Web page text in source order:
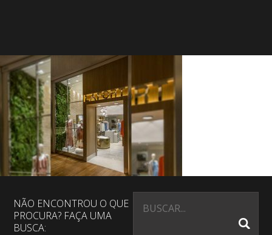
NÃO ENCONTROU O QUE
PROCURA? FAÇA UMA
BUSCA: